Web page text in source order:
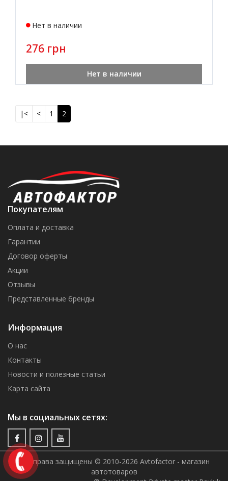
Нет в наличии
276 грн
Нет в наличии
|< < 1 2
Покупателям
Оплата и доставка
Гарантии
Договор оферты
Акции
Отзывы
Представленные бренды
Информация
О нас
Контакты
Новости и полезные статьи
Карта сайта
Мы в социальных сетях:
Все права защищены © 2010-2026 Avtofactor - магазин
автотоваров